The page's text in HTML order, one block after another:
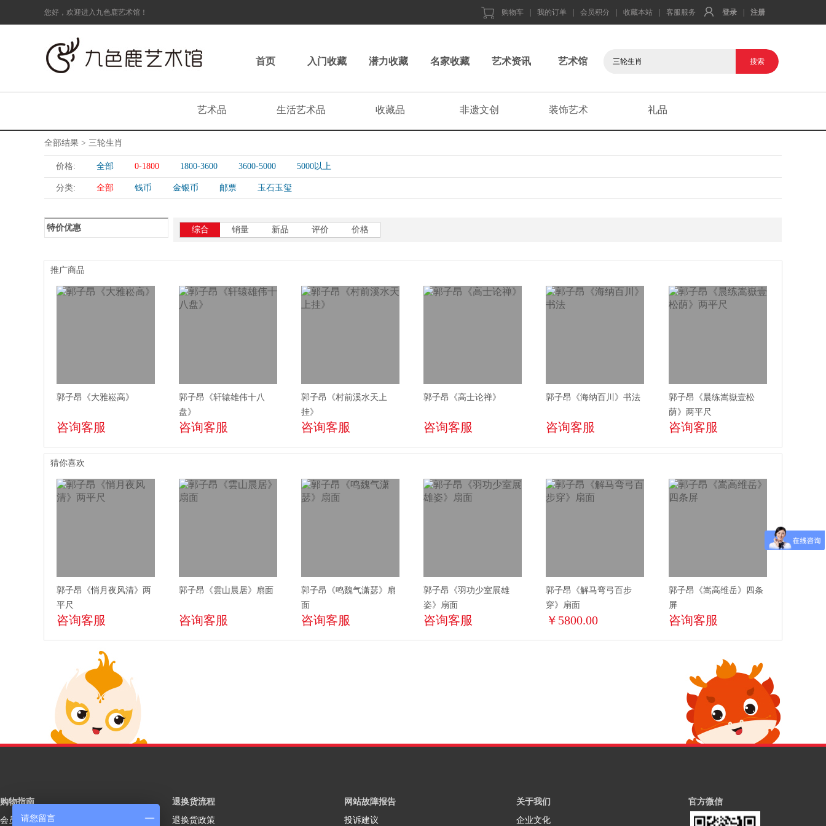
您好，欢迎进入九色鹿艺术馆！ 购物车 我的订单 会员积分 收藏本站 客服服务 登录 注册
首页 入门收藏 潜力收藏 名家收藏 艺术资讯 艺术馆
艺术品 生活艺术品 收藏品 非遗文创 装饰艺术 礼品
全部结果 > 三轮生肖
价格: 全部 0-1800 1800-3600 3600-5000 5000以上
分类: 全部 钱币 金银币 邮票 玉石玉玺
特价优惠 综合 销量 新品 评价 价格
推广商品
郭子昂《大雅崧高》
咨询客服
郭子昂《轩辕雄伟十八
盘》
咨询客服
郭子昂《村前溪水天上
挂》
咨询客服
郭子昂《高士论禅》
咨询客服
郭子昂《海纳百川》书法
咨询客服
郭子昂《晨练嵩嶽壹松
荫》两平尺
咨询客服
猜你喜欢
郭子昂《悄月夜风清》两
平尺
咨询客服
郭子昂《雲山晨居》扇面
咨询客服
郭子昂《鸣魏气潇瑟》扇
面
咨询客服
郭子昂《羽功少室展雄
姿》扇面
咨询客服
郭子昂《解马弯弓百步
穿》扇面
￥5800.00
郭子昂《嵩高维岳》四条
屏
咨询客服
购物指南
会员注册
退换货流程
退换货政策
网站故障报告
投诉建议
关于我们
企业文化
官方微信
请您留言